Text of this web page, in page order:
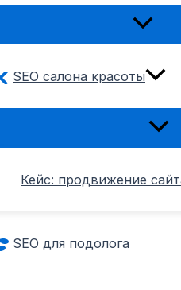
SEO салона красоты
Кейс: продвижение
SEO для подолога